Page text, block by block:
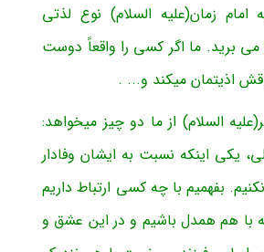
زمان(علیه السلام) نوع لذتی
برید. ما اگر کسی را واقعاً دوست
اذیتمان میکند و... .
السلام) از ما دو چیز میخواهد:
یکی اینکه نسبت به ایشان وفادار
بفهمیم با چه کسی ارتباط داریم
با هم همدل باشیم و در این عشق و